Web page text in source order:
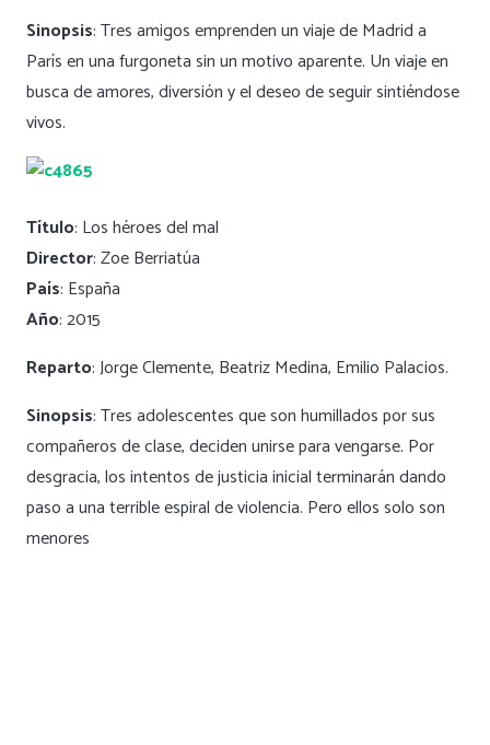
Sinopsis: Tres amigos emprenden un viaje de Madrid a
París en una furgoneta sin un motivo aparente. Un viaje en
busca de amores, diversión y el deseo de seguir sintiéndose
vivos.
Título: Los héroes del mal
Director: Zoe Berriatúa
País: España
Año: 2015
Reparto: Jorge Clemente, Beatriz Medina, Emilio Palacios.
Sinopsis: Tres adolescentes que son humillados por sus
compañeros de clase, deciden unirse para vengarse. Por
desgracia, los intentos de justicia inicial terminarán dando
paso a una terrible espiral de violencia. Pero ellos solo son
menores